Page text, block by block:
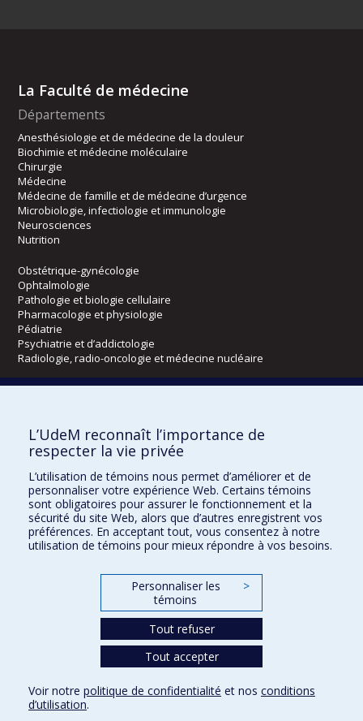
La Faculté de médecine
Départements
Anesthésiologie et de médecine de la douleur
Biochimie et médecine moléculaire
Chirurgie
Médecine
Médecine de famille et de médecine d’urgence
Microbiologie, infectiologie et immunologie
Neurosciences
Nutrition
Obstétrique-gynécologie
Ophtalmologie
Pathologie et biologie cellulaire
Pharmacologie et physiologie
Pédiatrie
Psychiatrie et d’addictologie
Radiologie, radio-oncologie et médecine nucléaire
Kinésiologie et des sciences de l’activité physique
Orthophonie et audiologie
Directions
DPC
CPASS
Urgence Vie privée
L’UdeM reconnaît l’importance de
respecter la vie privée
L’utilisation de témoins nous permet d’améliorer et de
personnaliser votre expérience Web. Certains témoins
sont obligatoires pour assurer le fonctionnement et la
sécurité du site Web, alors que d’autres enregistrent vos
préférences. En acceptant tout, vous consentez à notre
utilisation de témoins pour mieux répondre à vos besoins.
Personnaliser les
témoins
>
Tout refuser
Tout accepter
Voir notre politique de confidentialité et nos conditions
d’utilisation.